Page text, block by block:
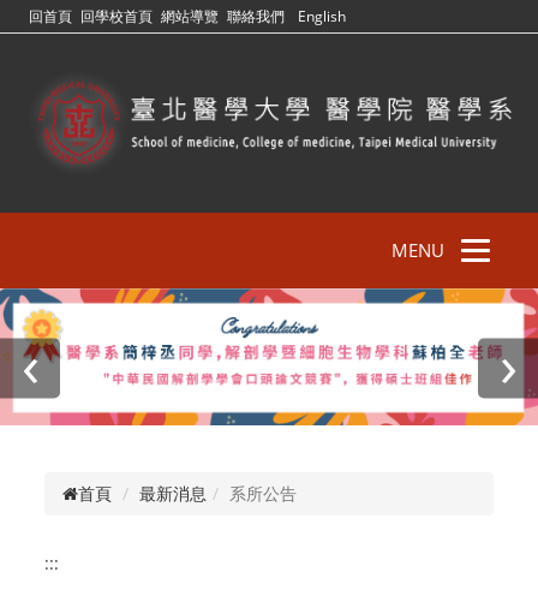
回首頁 回學校首頁 網站導覽 聯絡我們 English
MENU
‹ ›
首頁 最新消息 系所公告
:::